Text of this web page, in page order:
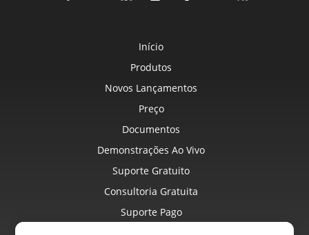
Início
Produtos
Novos Lançamentos
Preço
Documentos
Demonstrações Ao Vivo
Suporte Gratuito
Consultoria Gratuita
Suporte Pago